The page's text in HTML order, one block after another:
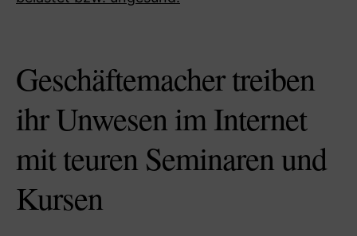
Geschäftemacher treiben
ihr Unwesen im Internet
mit teuren Seminaren und
Kursen